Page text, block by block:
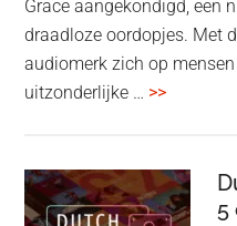
Grace aangekondigd, een
draadloze oordopjes. Met
audiomerk zich op
uitzonderlijke … >>overBang
kondigt
Beo
5